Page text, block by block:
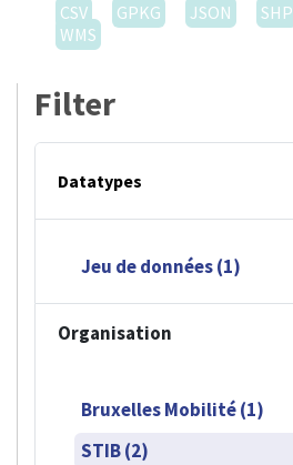
CSV
GPKG JSON SHP
WMS
Filter
Datatypes
Jeu de données (1)
Organisation
Bruxelles Mobilité (1)
STIB (2)